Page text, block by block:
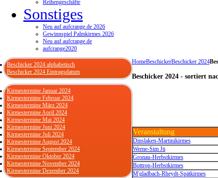
Reihengeschäfte
Sonstiges
Neu auf aufcrange.de 2026
Gewinnspiel Palmkirmes 2026
Neu auf aufcrange.de
aufcrange2020
HomeBeschickerBeschicker 2024
Beschicker 2024 - sortiert
Veranstaltung
Dinslaken-Martinikirmes
Werne-Sim Jü
Gronau-Herbstkirmes
Bottrop-Herbstkirmes
M'gladbach-Rheydt-Spätkirmes
Beschicker 2024 alphabetisch
Beschicker 2024 Eintragsdatum
Kirmestermine Januar 2024
Kirmestermine Februar 2024
Kirmestermine März 2024
Kirmestermine April 2024
Kirmestermine Mai 2024
Kirmestermine Juni 2024
Kirmestermine Juli 2024
Kirmestermine August 2024
Kirmestermine September 2024
Kirmestermine Oktober 2024
Kirmestermine November 2024
Kirmestermine Dezember 2024